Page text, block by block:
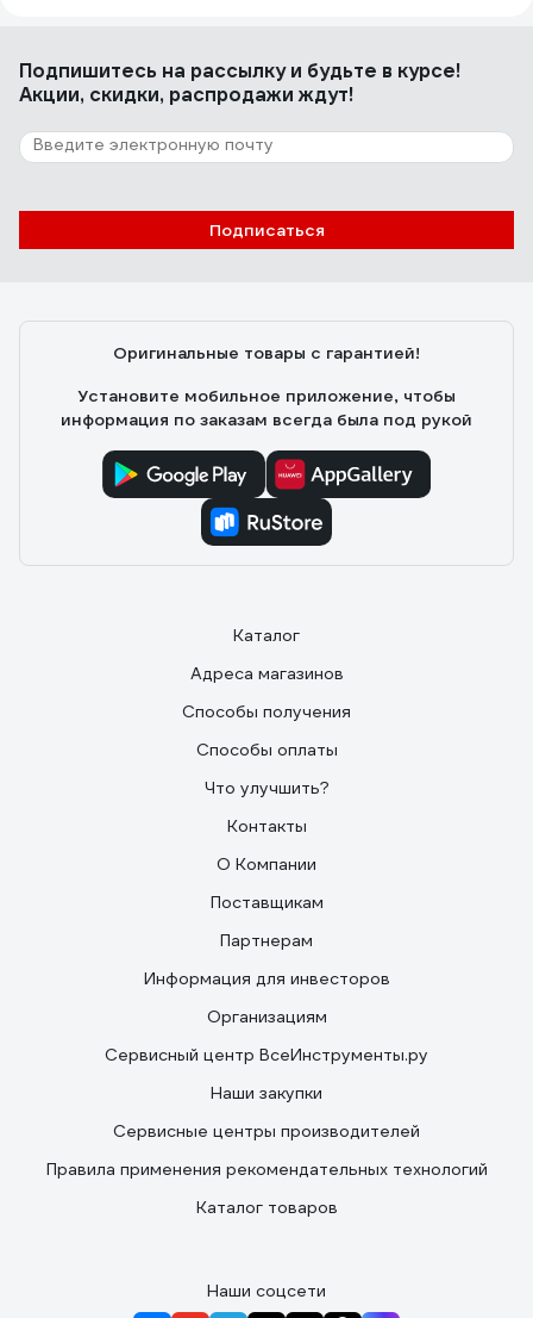
Подпишитесь на рассылкуи будьте в курсе!
Акции, скидки, распродажи ждут!
Подписаться
Оригинальные товары с гарантией!
Установите мобильное приложение, чтобы
информация по заказам всегда была под рукой
Каталог
Адреса магазинов
Способы получения
Способы оплаты
Что улучшить?
Контакты
О Компании
Поставщикам
Партнерам
Информация для инвесторов
Организациям
Сервисный центр ВсеИнструменты.ру
Наши закупки
Сервисные центры производителей
Правила применения рекомендательных технологий
Каталог товаров
Наши соцсети